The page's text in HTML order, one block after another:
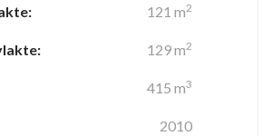
IN ZWOLLE121 m2
129 m2
415 m3
2010